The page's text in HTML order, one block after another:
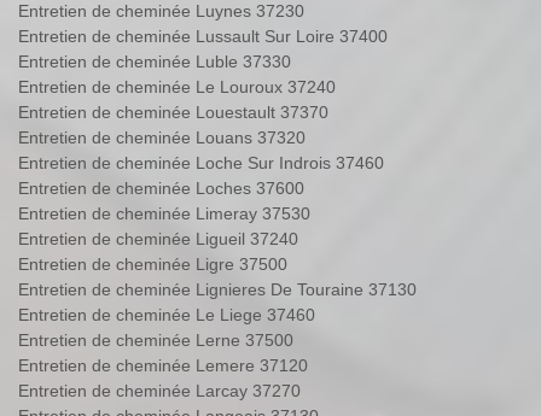
Entretien de cheminée Luynes 37230
Entretien de cheminée Lussault Sur Loire 37400
Entretien de cheminée Luble 37330
Entretien de cheminée Le Louroux 37240
Entretien de cheminée Louestault 37370
Entretien de cheminée Louans 37320
Entretien de cheminée Loche Sur Indrois 37460
Entretien de cheminée Loches 37600
Entretien de cheminée Limeray 37530
Entretien de cheminée Ligueil 37240
Entretien de cheminée Ligre 37500
Entretien de cheminée Lignieres De Touraine 37130
Entretien de cheminée Le Liege 37460
Entretien de cheminée Lerne 37500
Entretien de cheminée Lemere 37120
Entretien de cheminée Larcay 37270